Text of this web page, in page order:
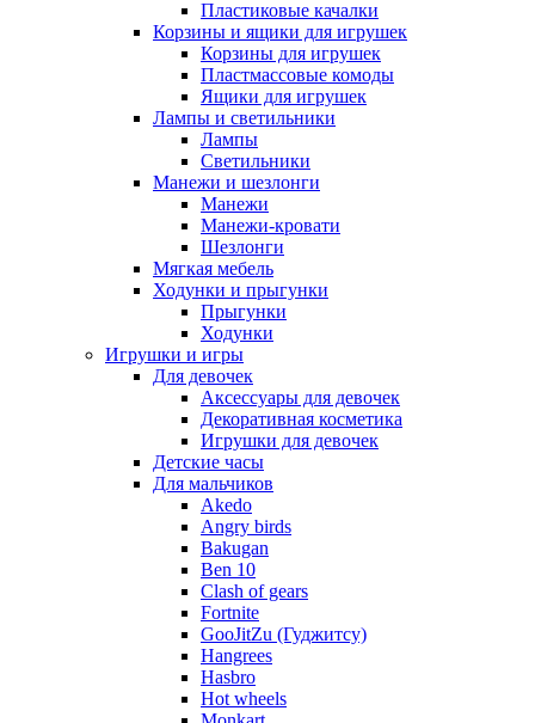
Пластиковые качалки
Корзины и ящики для игрушек
Корзины для игрушек
Пластмассовые комоды
Ящики для игрушек
Лампы и светильники
Лампы
Светильники
Манежи и шезлонги
Манежи
Манежи-кровати
Шезлонги
Мягкая мебель
Ходунки и прыгунки
Прыгунки
Ходунки
Игрушки и игры
Для девочек
Аксессуары для девочек
Декоративная косметика
Игрушки для девочек
Детские часы
Для мальчиков
Akedo
Angry birds
Bakugan
Ben 10
Clash of gears
Fortnite
GooJitZu (Гуджитсу)
Hangrees
Hasbro
Hot wheels